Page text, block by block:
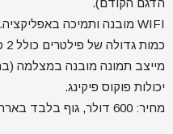
הדגם הקודם).
WIFI מובנה ותמיכה באפליקציה.
כמות גדולה של פילטרים כולל 2 פילטרים חדשים.
מייצב תמונה מובנה במצלמה (בחיישן),
יכולות פוקוס פיקינג.
מחיר: 600 דולר, גוף בלבד בארה"ב.